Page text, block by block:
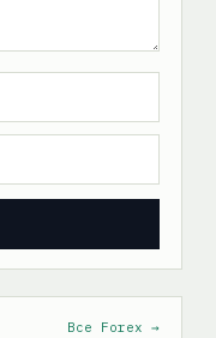
Все Forex →